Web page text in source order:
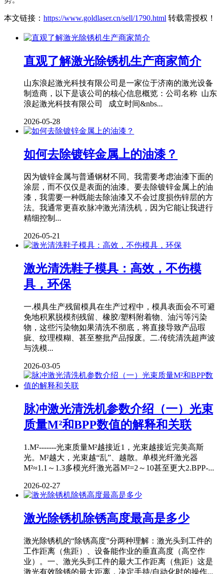
本文链接： https://www.goldlaser.cn/sell/1790.html 转载需授权！
直观了解激光除锈机生产商家简介
山东浪起激光科技有限公司是一家位于济南的激光设备
制造商，以下是该公司的核心信息概览：公司名称 山东
浪起激光科技有限公司 成立时间&nbs...
2026-05-28
如何去除镀锌金属上的油漆？
因为镀锌金属与普通钢材不同。我需要考虑油漆下面的
涂层，而不仅仅是表面的油漆。要去除镀锌金属上的油
漆，我需要一种既能去除油漆又不会过度损伤锌层的方
法。我通常更喜欢脉冲激光清洗机，因为它能让我进行
精细控制...
2026-05-21
激光清洗鞋子模具：高效，不伤模
具，环保
一.模具生产残留模具在生产过程中，模具表面会不可避
免地积累脱模剂残留、橡胶/塑料附着物、油污等污染
物，这些污染物如果清洗不彻底，将直接导致产品瑕
疵、纹理模糊、甚至整批产品报废。二.传统清洗超声波
与洗模...
2026-03-05
脉冲激光清洗机参数介绍（一）光束
质量M²和BPP数值的解释和关联
1.M²-------光束质量M²越接近1，光束越接近完美高斯
光。M²越大，光束越“乱”、越散。单模光纤激光器
M²≈1.1～1.3多模光纤激光器M²=2～10甚至更大2.BPP-...
2026-02-27
激光除锈机除锈高度最高是多少
激光除锈机的“除锈高度”分两种理解：激光头到工件的
工作距离（焦距）、设备能作业的垂直高度（高空作
业）。一、激光头到工件的最大工作距离（焦距）这是
激光有效除锈的最大距离，决定手持/自动化时的操作...